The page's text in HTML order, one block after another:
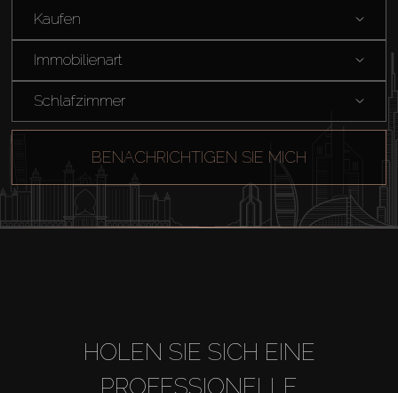
Kaufen
Verkaufen
Kaufen
Immobilienart
Schlafzimmer
BENACHRICHTIGEN SIE MICH
HOLEN SIE SICH EINE
PROFESSIONELLE